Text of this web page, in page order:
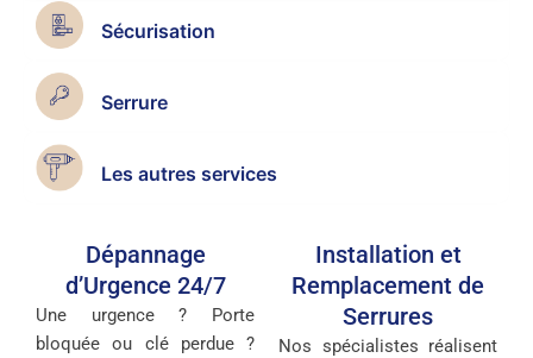
Sécurisation
Serrure
Les autres services
Dépannage
d’Urgence 24/7
Une urgence ? Porte
bloquée ou clé perdue ?
Installation et
Remplacement de
Serrures
Nos spécialistes réalisent